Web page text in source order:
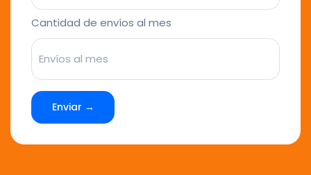
Cantidad de envíos al mes
Enviar →